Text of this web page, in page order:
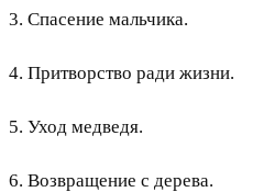
3. Спасение мальчика.
4. Притворство ради жизни.
5. Уход медведя.
6. Возвращение с дерева.